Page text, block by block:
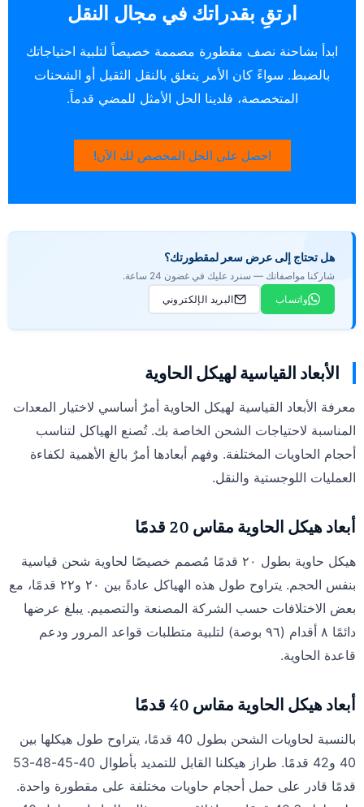
ارتقِ بقدراتك في مجال النقل
ابدأ بشاحنة نصف مقطورة مصممة خصيصاً لتلبية احتياجاتك
بالضبط. سواءً كان الأمر يتعلق بالنقل الثقيل أو الشحنات
المتخصصة، فلدينا الحل الأمثل للمضي قدماً.
احصل على الحل المخصص لك الآن!
هل تحتاج إلى عرض سعر لمقطورتك؟
شاركنا مواصفاتك — سنرد عليك في غضون 24 ساعة.
واتساب
البريد الإلكتروني
الأبعاد القياسية لهيكل الحاوية
معرفة الأبعاد القياسية لهيكل الحاوية أمرٌ أساسي لاختيار المعدات
المناسبة لاحتياجات الشحن الخاصة بك. تُصنع الهياكل لتناسب
أحجام الحاويات المختلفة. وفهم أبعادها أمرٌ بالغ الأهمية لكفاءة
العمليات اللوجستية والنقل.
أبعاد هيكل الحاوية مقاس 20 قدمًا
هيكل حاوية بطول ٢٠ قدمًا مُصمم خصيصًا لحاوية شحن قياسية
بنفس الحجم. يتراوح طول هذه الهياكل عادةً بين ٢٠ و٢٢ قدمًا، مع
بعض الاختلافات حسب الشركة المصنعة والتصميم. يبلغ عرضها
دائمًا ٨ أقدام (٩٦ بوصة) لتلبية متطلبات قواعد المرور ودعم
قاعدة الحاوية.
أبعاد هيكل الحاوية مقاس 40 قدمًا
بالنسبة لحاويات الشحن بطول 40 قدمًا، يتراوح طول هيكلها بين
40 و42 قدمًا. طراز هيكلنا القابل للتمديد بأطوال 40-45-48-53
قدمًا قادر على حمل أحجام حاويات مختلفة على مقطورة واحدة.